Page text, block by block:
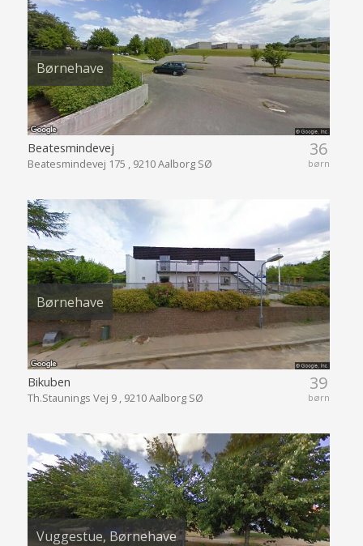
Børnehave
36
børn
Beatesmindevej
Beatesmindevej 175 , 9210 Aalborg SØ
Børnehave
39
børn
Bikuben
Th.Staunings Vej 9 , 9210 Aalborg SØ
Vuggestue, Børnehave